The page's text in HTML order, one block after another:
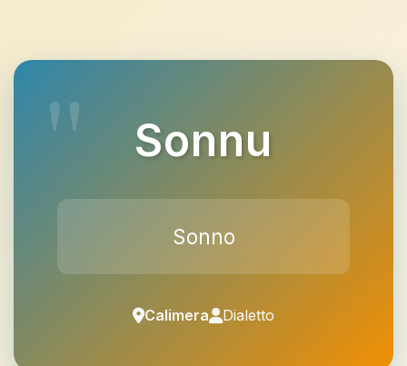
Sonnu
Sonno
Calimera Dialetto